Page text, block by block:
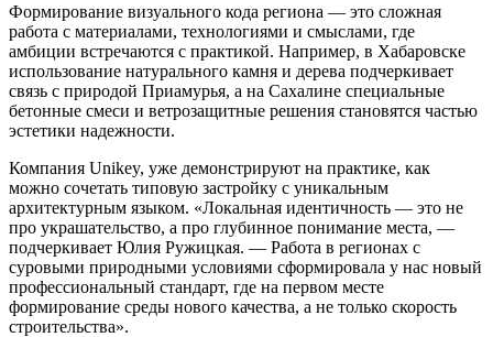
Формирование визуального кода региона — это сложная
работа с материалами, технологиями и смыслами, где
амбиции встречаются с практикой. Например, в Хабаровске
использование натурального камня и дерева подчеркивает
связь с природой Приамурья, а на Сахалине специальные
бетонные смеси и ветрозащитные решения становятся частью
эстетики надежности.
Компания Unikey, уже демонстрируют на практике, как
можно сочетать типовую застройку с уникальным
архитектурным языком. «Локальная идентичность — это не
про украшательство, а про глубинное понимание места, —
подчеркивает Юлия Ружицкая. — Работа в регионах с
суровыми природными условиями сформировала у нас новый
профессиональный стандарт, где на первом месте
формирование среды нового качества, а не только скорость
строительства».